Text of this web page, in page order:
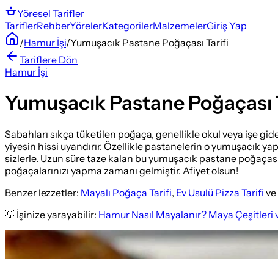
Yöresel Tarifler
TariflerRehberYörelerKategorilerMalzemelerGiriş Yap
/Hamur İşi/Yumuşacık Pastane Poğaçası Tarifi
Tariflere Dön
Hamur İşi
Yumuşacık Pastane Poğaçası
Sabahları sıkça tüketilen poğaça, genellikle okul veya işe
yiyesin hissi uyandırır. Özellikle pastanelerin o yumuşacık
sizlerle. Uzun süre taze kalan bu yumuşacık pastane
poğaçalarınızı yapma zamanı gelmiştir. Afiyet olsun!
Benzer lezzetler: Mayalı Poğaça Tarifi, Ev Usulü Pizza Tarifi ve
💡 İşinize yarayabilir: Hamur Nasıl Mayalanır? Maya Çeşitleri